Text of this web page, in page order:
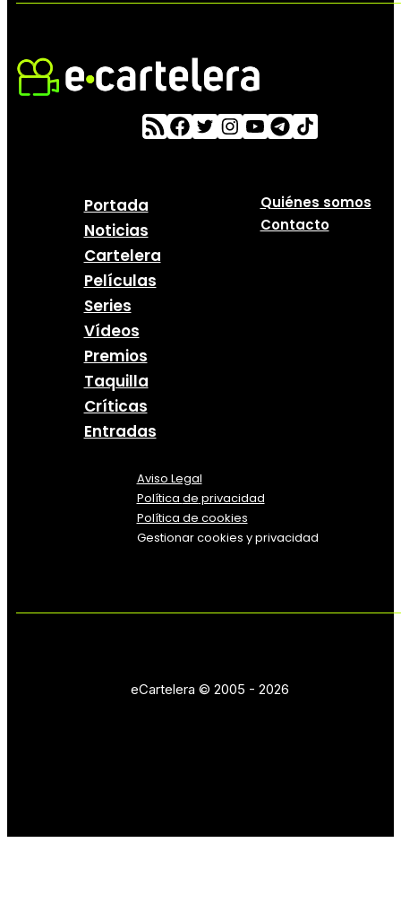
Portada
Noticias
Cartelera
Películas
Series
Vídeos
Premios
Taquilla
Críticas
Entradas
Quiénes somos
Contacto
Aviso Legal
Política de privacidad
Política de cookies
Gestionar cookies y privacidad
eCartelera © 2005 - 2026